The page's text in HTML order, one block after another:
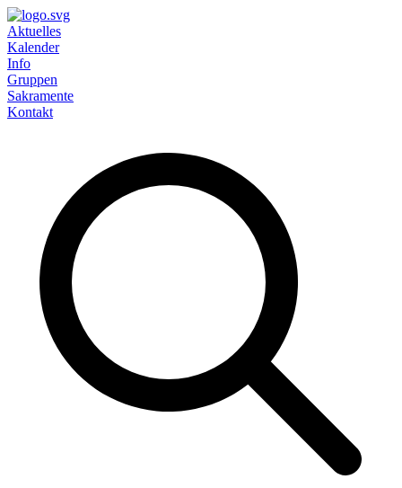
Aktuelles
Kalender
Info
Gruppen
Sakramente
Kontakt